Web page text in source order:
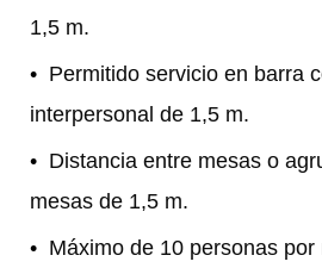
1,5 m.
Permitido servicio en barra
interpersonal de 1,5 m.
Distancia entre mesas o
mesas de 1,5 m.
Máximo de 10 personas por